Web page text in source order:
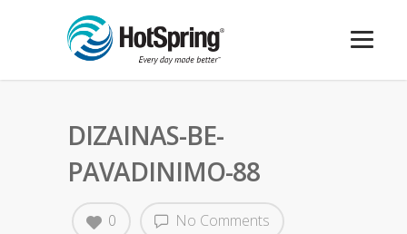
DIZAINAS-BE-
PAVADINIMO-88
No Comments
0